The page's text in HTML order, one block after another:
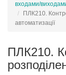
входами/
ПЛК210.
автоматизації
ПЛК210.